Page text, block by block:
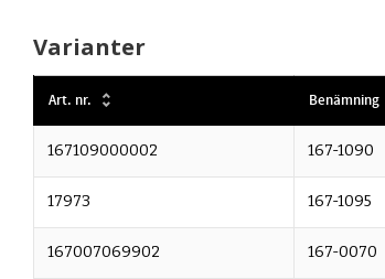
Varianter
Art. nr. Benämning
167109000002 167-1090
17973 167-1095
167007069902 167-0070